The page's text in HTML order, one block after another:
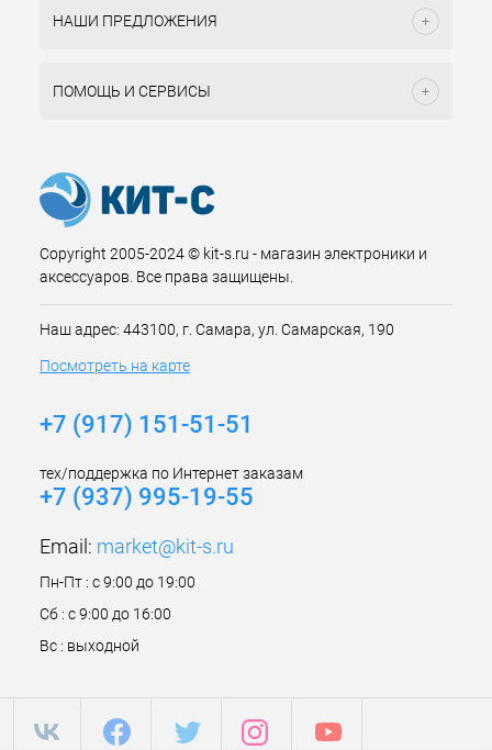
НАШИ ПРЕДЛОЖЕНИЯ
ПОМОЩЬ И СЕРВИСЫ
Copyright 2005-2024 © kit-s.ru - магазин электроники и
аксессуаров. Все права защищены.
Наш адрес: 443100, г. Самара, ул. Самарская, 190
Посмотреть на карте
+7 (917) 151-51-51
тех/поддержка по Интернет заказам
+7 (937) 995-19-55
Email: market@kit-s.ru
Пн-Пт : с 9:00 до 19:00
Сб : с 9:00 до 16:00
Вс : выходной